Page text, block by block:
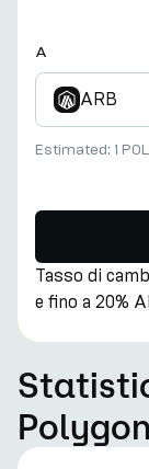
A
ARB
Estimated: 1 POL
Tasso di
e fino a 20%